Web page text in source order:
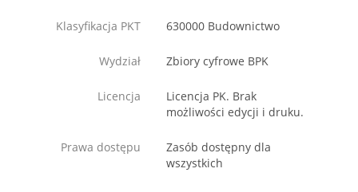
Klasyfikacja PKT 630000 Budownictwo
Wydział Zbiory cyfrowe BPK
Licencja
Licencja PK. Brak
możliwości edycji i druku.
Prawa dostępu
Zasób dostępny dla
wszystkich